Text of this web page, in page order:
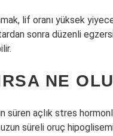
lif oranı yüksek
sonra düzenli
NE
açlık stres
süreli oruç